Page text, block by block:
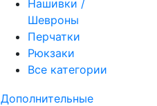
Нашивки /
Шевроны
Перчатки
Рюкзаки
Все категории
Дополнительные